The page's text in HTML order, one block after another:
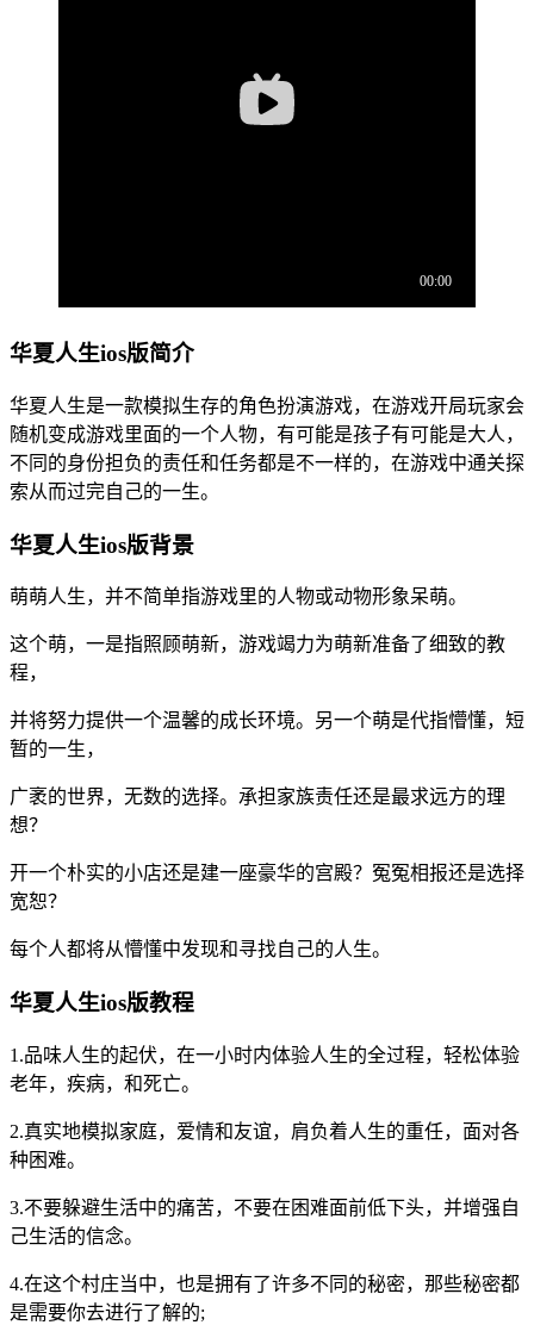
华夏人生ios版简介
华夏人生是一款模拟生存的角色扮演游戏，在游戏开局玩家会
随机变成游戏里面的一个人物，有可能是孩子有可能是大人，
不同的身份担负的责任和任务都是不一样的，在游戏中通关探
索从而过完自己的一生。
华夏人生ios版背景
萌萌人生，并不简单指游戏里的人物或动物形象呆萌。
这个萌，一是指照顾萌新，游戏竭力为萌新准备了细致的教
程，
并将努力提供一个温馨的成长环境。另一个萌是代指懵懂，短
暂的一生，
广袤的世界，无数的选择。承担家族责任还是最求远方的理
想？
开一个朴实的小店还是建一座豪华的宫殿？冤冤相报还是选择
宽恕？
每个人都将从懵懂中发现和寻找自己的人生。
华夏人生ios版教程
1.品味人生的起伏，在一小时内体验人生的全过程，轻松体验
老年，疾病，和死亡。
2.真实地模拟家庭，爱情和友谊，肩负着人生的重任，面对各
种困难。
3.不要躲避生活中的痛苦，不要在困难面前低下头，并增强自
己生活的信念。
4.在这个村庄当中，也是拥有了许多不同的秘密，那些秘密都
是需要你去进行了解的;